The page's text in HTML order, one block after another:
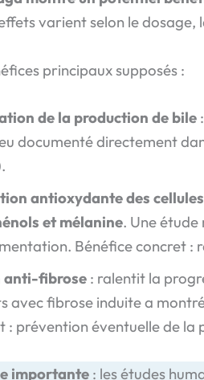
varient selon le
principaux supposés :
de la production de bile:
documenté directement
antioxydante des
et mélanine. Une étude
Bénéfice concret :
anti-fibrose: ralentit la
avec fibrose induite a
: prévention éventuelle de la
importante: les études